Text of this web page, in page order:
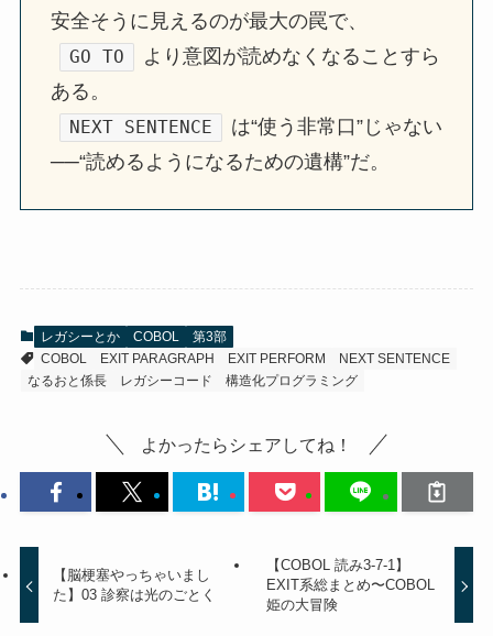
安全そうに見えるのが最大の罠で、
GO TO
より意図が読めなくなることすら
ある。
NEXT SENTENCE
は“使う非常口”じゃない
──“読めるようになるための遺構”だ。
レガシーとか COBOL
第3部
COBOL
EXIT PARAGRAPH EXIT PERFORM
NEXT SENTENCE
なるおと係長
レガシーコード 構造化プログラミング
よかったらシェアしてね！
【脳梗塞やっちゃいまし
た】03 診察は光のごとく
【COBOL 読み3-7-1】
EXIT系総まとめ〜COBOL
姫の大冒険